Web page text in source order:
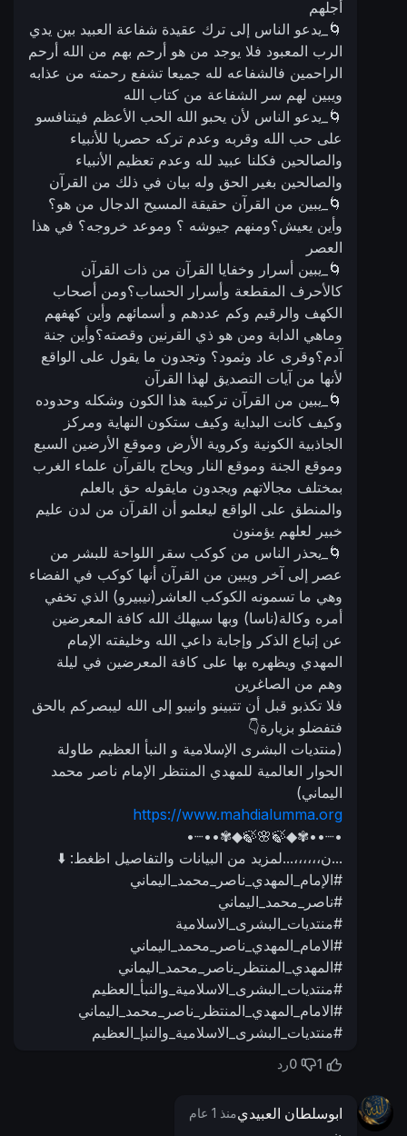
أجلهم
🌀_يدعو الناس إلى ترك عقيدة شفاعة العبيد بين يدي
الرب المعبود فلا يوجد من هو أرحم بهم من الله أرحم
الراحمين فالشفاعه لله جميعا تشفع رحمته من عذابه
ويبين لهم سر الشفاعة من كتاب الله
🌀_يدعو الناس لأن يحبو الله الحب الأعظم فيتنافسو
على حب الله وقربه وعدم تركه حصريا للأنبياء
والصالحين فكلنا عبيد لله وعدم تعظيم الأنبياء
والصالحين بغير الحق وله بيان في ذلك من القرآن
🌀_يبين من القرآن حقيقة المسيح الدجال من هو؟
وأين يعيش؟ومنهم جيوشه ؟ وموعد خروجه؟ في هذا
العصر
🌀_يبين أسرار وخفايا القرآن من ذات القرآن
كالأحرف المقطعة وأسرار الحساب؟ومن أصحاب
الكهف والرقيم وكم عددهم و أسمائهم وأين كهفهم
وماهي الدابة ومن هو ذي القرنين وقصته؟وأين جنة
آدم؟وقرى عاد وثمود؟ وتجدون ما يقول على الواقع
لأنها من آيات التصديق لهذا القرآن
🌀_يبين من القرآن تركيبة هذا الكون وشكله وحدوده
وكيف كانت البداية وكيف ستكون النهاية ومركز
الجاذبية الكونية وكروية الأرض وموقع الأرضين السبع
وموقع الجنة وموقع النار ويحاج بالقرآن علماء الغرب
بمختلف مجالاتهم ويجدون مايقوله حق بالعلم
والمنطق على الواقع ليعلمو أن القرآن من لدن عليم
خبير لعلهم يؤمنون
🌀_يحذر الناس من كوكب سقر اللواحة للبشر من
عصر إلى آخر ويبين من القرآن أنها كوكب في الفضاء
وهي ما تسمونه الكوكب العاشر(نيبيرو) الذي تخفي
أمره وكالة(ناسا) وبها سيهلك الله كافة المعرضين
عن إتباع الذكر وإجابة داعي الله وخليفته الإمام
المهدي ويظهره بها على كافة المعرضين في ليلة
وهم من الصاغرين
فلا تكذبو قبل أن تتبينو وانيبو إلى الله ليبصركم بالحق
فتفضلو بزيارة👇
(منتديات البشرى الإسلامية و النبأ العظيم طاولة
الحوار العالمية للمهدي المنتظر الإمام ناصر محمد
اليماني)
https://www.mahdialumma.org
•┈••✾◆🍃🌸🍃◆✾••┈•
...ن،،،،،،...لمزيد من البيانات والتفاصيل اظغط: ⬇️
#الإمام_المهدي_ناصر_محمد_اليماني
#ناصر_محمد_اليماني
#منتديات_البشرى_الاسلامية
#الامام_المهدي_ناصر_محمد_اليماني
#المهدي_المنتظر_ناصر_محمد_اليماني
#منتديات_البشرى_الاسلامية_والنبأ_العظيم
#الامام_المهدي_المنتظر_ناصر_محمد_اليماني
#منتديات_البشرى_الاسلامية_والنبإ_العظيم
1
0رد
ابوسلطان العبيديمنذ 1 عام